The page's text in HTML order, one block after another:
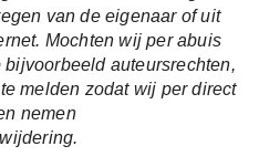
van de eigenaar of uit
Mochten wij per abuis
auteursrechten,
melden zodat wij per direct
nemen